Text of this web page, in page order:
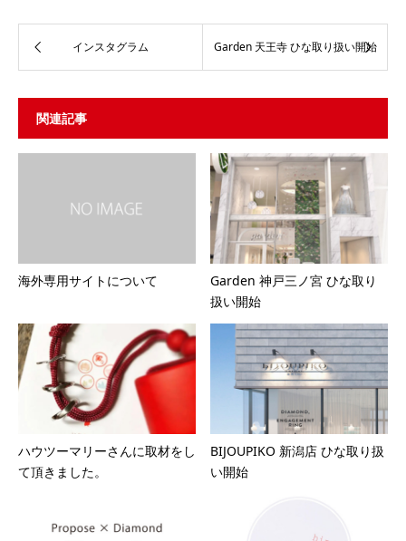
インスタグラム Garden 天王寺 ひな取り扱い開始
関連記事
海外専用サイトについて
Garden 神戸三ノ宮 ひな取り
扱い開始
ハウツーマリーさんに取材をし
て頂きました。
BIJOUPIKO 新潟店 ひな取り扱
い開始